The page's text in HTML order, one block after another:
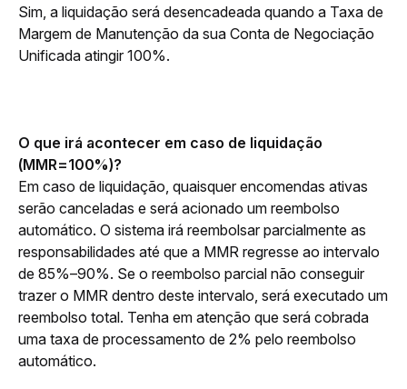
Sim, a liquidação será desencadeada quando a Taxa de
Margem de Manutenção da sua Conta de Negociação
Unificada atingir 100%.
O que irá acontecer em caso de liquidação
(MMR=100%)?
Em caso de liquidação, quaisquer encomendas ativas
serão canceladas e será acionado um reembolso
automático. O sistema irá reembolsar parcialmente as
responsabilidades até que a MMR regresse ao intervalo
de 85%–90%. Se o reembolso parcial não conseguir
trazer o MMR dentro deste intervalo, será executado um
reembolso total. Tenha em atenção que será cobrada
uma taxa de processamento de 2% pelo reembolso
automático.